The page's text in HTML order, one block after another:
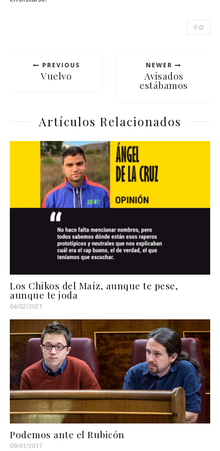
0
PREVIOUS
Vuelvo
NEWER
Avisados
estábamos
Artículos Relacionados
Los Chikos del Maíz, aunque te pese,
aunque te joda
04/02/2021
Podemos ante el Rubicón
09/01/2017